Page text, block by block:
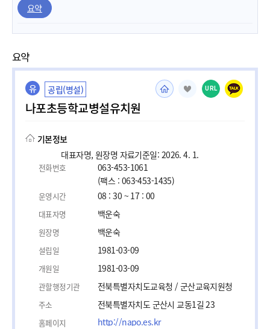
요약
요약
유 공립(병설)
나포초등학교병설유치원
URL
기본정보
대표자명, 원장명 자료기준일: 2026. 4. 1.
전화번호
063-453-1061
(팩스 : 063-453-1435)
운영시간 08 : 30 ~ 17 : 00
대표자명 백운숙
원장명 백운숙
설립일 1981-03-09
개원일 1981-03-09
관할행정기관 전북특별자치도교육청 / 군산교육지원청
주소 전북특별자치도 군산시 교동1길 23
홈페이지 http://napo.es.kr